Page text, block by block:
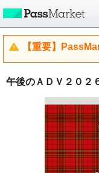
【重要】
午後のＡＤＶ２０２